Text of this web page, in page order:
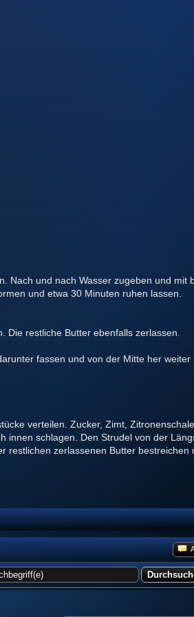
Nach und nach Wasser zugeben und mit
und etwa 30 Minuten ruhen lassen.
restliche Butter ebenfalls zerlassen.
fassen und von der Mitte her weiter
verteilen. Zucker, Zimt, Zitronenschale,
innen schlagen. Den Strudel von der
restlichen zerlassenen Butter bestreichen